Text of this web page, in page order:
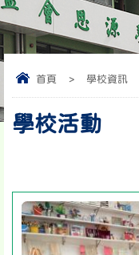
首頁 > 學校資訊
學校活動